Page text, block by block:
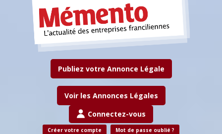
Publiez votre Annonce Légale
Voir les Annonces Légales
Connectez-vous
Créer votre compte Mot de passe oublié ?